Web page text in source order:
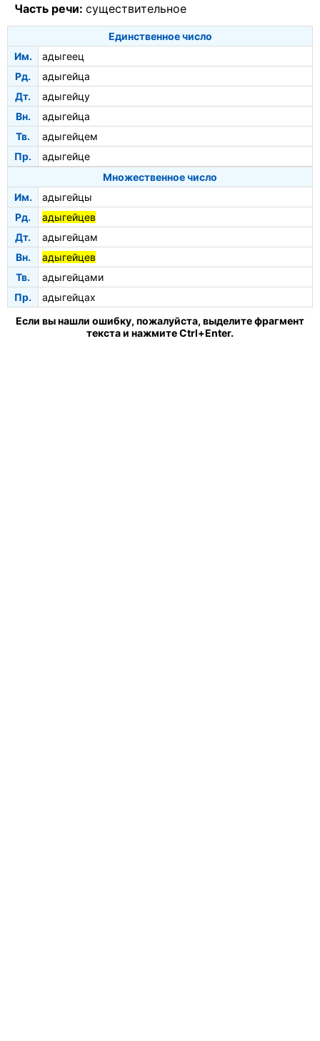
Часть речи: существительное
Единственное число
Им.
адыгеец
Рд.
адыгейца
Дт.
адыгейцу
Вн.
адыгейца
Тв.
адыгейцем
Пр.
адыгейце
Множественное число
Им.
адыгейцы
Рд.
адыгейцев
Дт.
адыгейцам
Вн.
адыгейцев
Тв.
адыгейцами
Пр.
адыгейцах
Если вы нашли ошибку, пожалуйста, выделите фрагмент
текста и нажмите Ctrl+Enter.